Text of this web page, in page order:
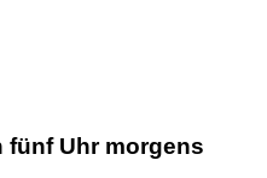
fünf Uhr morgens